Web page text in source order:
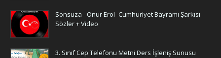
Sonsuza - Onur Erol -Cumhuriyet Bayramı Şarkısı
Sözler + Video
3. Sınıf Cep Telefonu Metni Ders İşleniş Sunusu